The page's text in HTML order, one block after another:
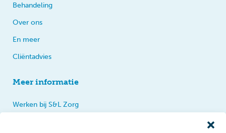
Behandeling
Over ons
En meer
Cliëntadvies
Meer informatie
Werken bij S&L Zorg